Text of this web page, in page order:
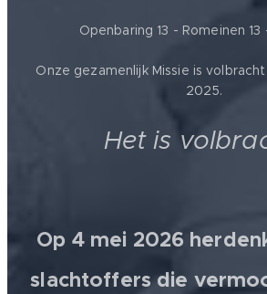
Openbaring 13 - Romeinen 13
Onze gezamenlijk Missie is
2025.
Het is
Op 4 mei 2026
slachtoffers die